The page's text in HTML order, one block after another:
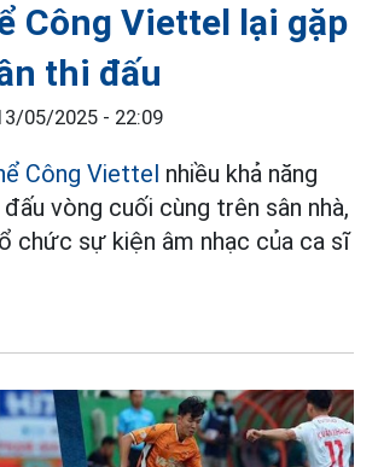
Công Viettel lại gặp
thi đấu
05/2025 - 22:09
Công Viettel nhiều khả năng
vòng cuối cùng trên sân nhà,
chức sự kiện âm nhạc của ca sĩ